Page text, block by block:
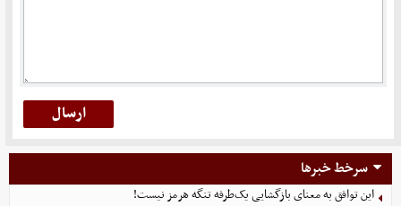
سرخط خبرها
این توافق به معنای بازگشایی یک‌طرفه تنگه هرمز نیست!